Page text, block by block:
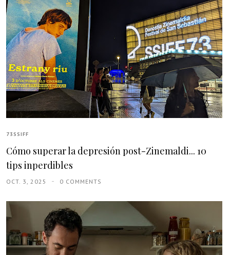
73SSIFF
Cómo superar la depresión post-Zinemaldi... 10
tips inperdibles
OCT. 3, 2025 0 COMMENTS